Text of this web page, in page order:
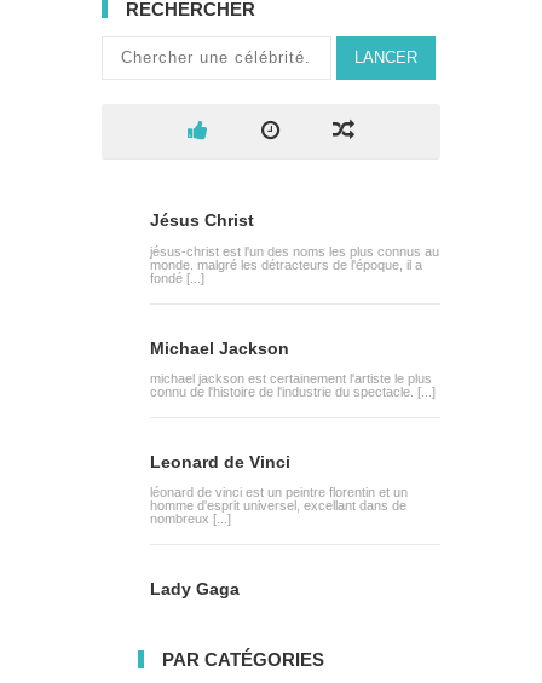
RECHERCHER
LANCER
Jésus Christ
jésus-christ est l'un des noms les plus connus au
monde. malgré les détracteurs de l'époque, il a
fondé [...]
Michael Jackson
michael jackson est certainement l'artiste le plus
connu de l'histoire de l'industrie du spectacle. [...]
Leonard de Vinci
léonard de vinci est un peintre florentin et un
homme d'esprit universel, excellant dans de
nombreux [...]
Lady Gaga
PAR CATÉGORIES